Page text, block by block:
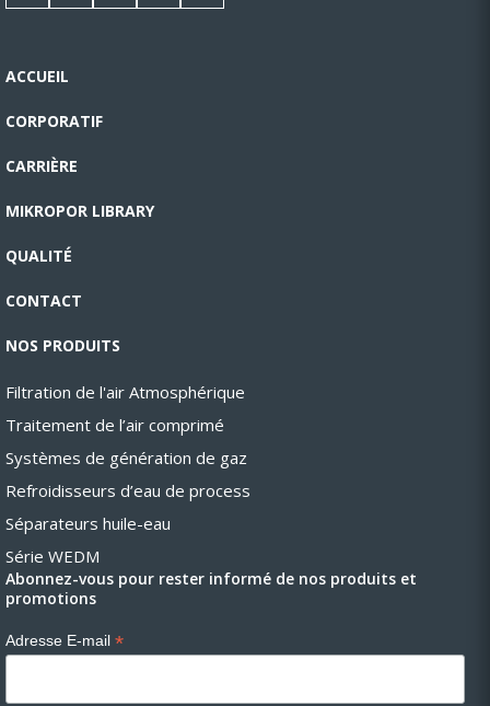
ACCUEIL
CORPORATIF
CARRIÈRE
MIKROPOR LIBRARY
QUALITÉ
CONTACT
NOS PRODUITS
Filtration de l'air Atmosphérique
Traitement de l’air comprimé
Systèmes de génération de gaz
Refroidisseurs d’eau de process
Séparateurs huile-eau
Série WEDM
Abonnez-vous pour rester informé de nos produits et
promotions
Adresse E-mail *